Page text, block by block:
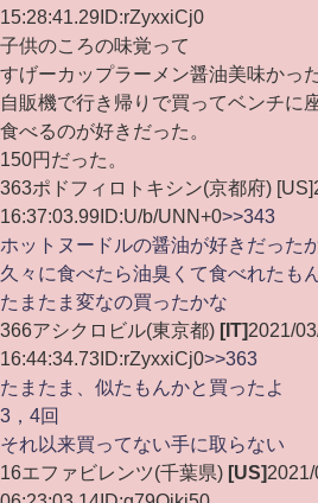
15:28:41.29ID:rZyxxiCj0
子供のころの味覚って
すげーカップラーメン醤油美味かっ
自販機で行き帰りで買ってベンチに
食べるのが好きだった。
150円だった。
363ポドフィロトキシン(京都府)
16:37:03.99ID:U/b/UNN+0>>343
ホットヌードルの醤油が好きだった
久々に食べたら油臭くて食べれたも
たまたま変なの買ったかな
366アシクロビル(東京都) [IT]2021/
16:44:34.73 ID:rZyxxiCj0>>363
たまたま、似たもんかと買ったよ
3，4回
それ以来買ってない手に取らない
16エファビレンツ(千葉県) [US]